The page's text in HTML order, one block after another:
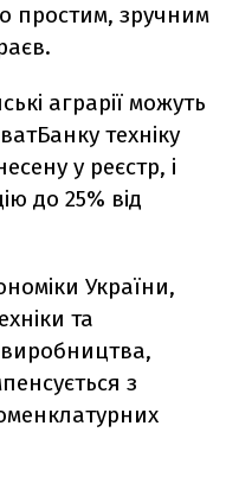
простим, зручним
аграрії можуть
техніку
у реєстр, і
до 25% від
України,
та
з